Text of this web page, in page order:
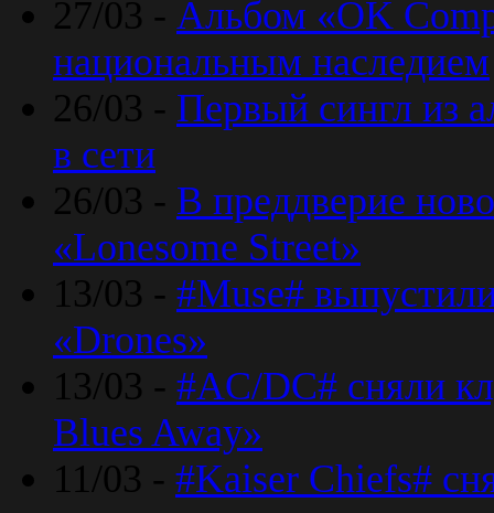
27/03 - Альбом «OK
национальным наследием
26/03 - Первый сингл из
в сети
26/03 - В преддверие
«Lonesome Street»
13/03 - #Muse#
«Drones»
13/03 - #AC/DC# сняли
Blues Away»
11/03 - #Kaiser Chiefs#